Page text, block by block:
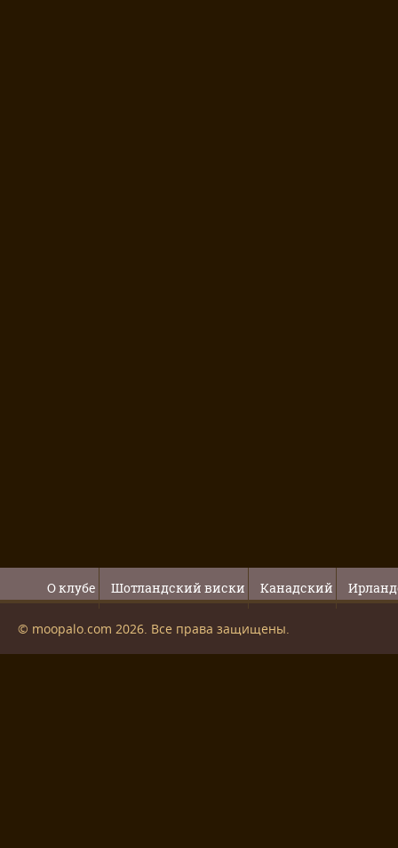
О клубе Шотландский виски Канадский
© moopalo.com 2026. Все права защищены.